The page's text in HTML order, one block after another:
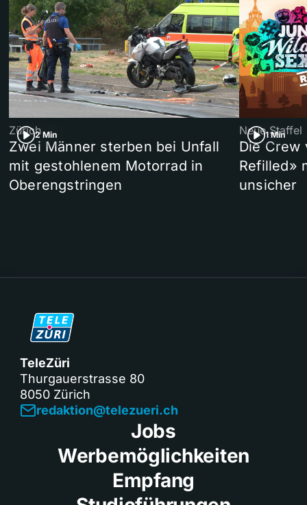
2 Min
Zürich
Zwei Männer sterben bei Unfall
mit gestohlenem Motorrad in
Oberengstringen
1 Min
Neue Staffel
Die Crew
Refilled»
unsicher
TeleZüri
Thurgauerstrasse 80
8050 Zürich
redaktion@telezueri.ch
Jobs
Werbemöglichkeiten
Empfang